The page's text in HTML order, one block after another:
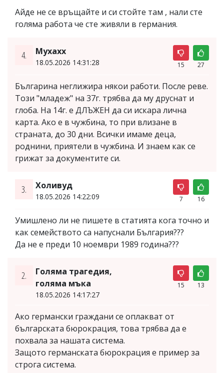
Айде не се връщайте и си стойте там , нали сте
голяма работа че сте живяли в германия.
4. Мухахх
18.05.2026 14:31:28 15 27
Българина неглижира някои работи. После реве.
Този "младеж" на 37г. трябва да му друснат и
глоба. На 14г. е ДЛЪЖЕН да си искара лична
карта. Ако е в чужбина, то при влизане в
страната, до 30 дни. Всички имаме деца,
роднини, приятели в чужбина. И знаем как се
грижат за документите си.
3. Холивуд
18.05.2026 14:22:09 7 16
Умишлено ли не пишете в статията кога точно и
как семейството са напуснали България???
Да не е преди 10 ноември 1989 година???
2.
Голяма трагедия,
голяма мъка
18.05.2026 14:17:27
15 13
Ако германски граждани се оплакват от
българската бюрокрация, това трябва да е
похвала за нашата система.
Защото германската бюрокрация е пример за
строга система.